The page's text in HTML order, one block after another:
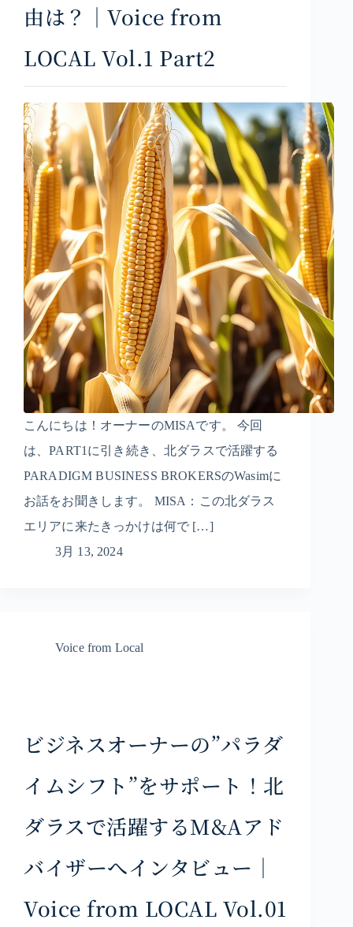
由は？｜Voice from
LOCAL Vol.1 Part2
こんにちは！オーナーのMISAです。 今回
は、PART1に引き続き、北ダラスで活躍する
PARADIGM BUSINESS BROKERSのWasimに
お話をお聞きします。 MISA：この北ダラス
エリアに来たきっかけは何で […]
3月 13, 2024
Voice from Local
ビジネスオーナーの”パラダ
イムシフト”をサポート！北
ダラスで活躍するM&Aアド
バイザーへインタビュー｜
Voice from LOCAL Vol.01